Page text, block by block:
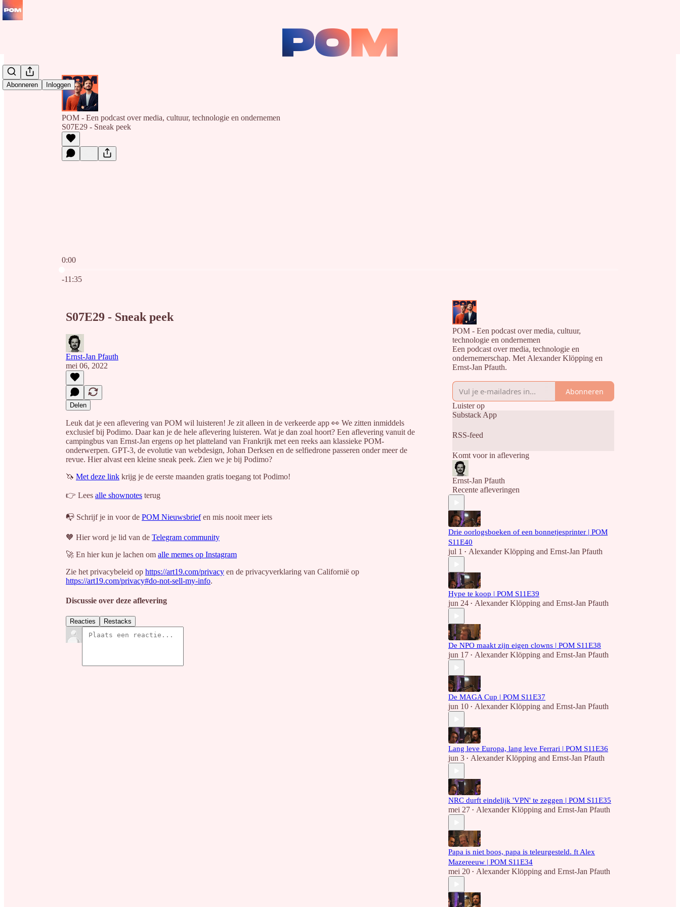
Abonneren Inloggen
POM - Een podcast over media, cultuur, technologie en ondernemen
S07E29 - Sneak peek
0:00
-11:35
S07E29 - Sneak peek
Ernst-Jan Pfauth
mei 06, 2022
Delen
Leuk dat je een aflevering van POM wil luisteren! Je zit alleen in de verkeerde app 👀 We zitten inmiddels
exclusief bij Podimo. Daar kan je de hele aflevering luisteren. Wat je dan zoal hoort? Een aflevering vanuit de
campingbus van Ernst-Jan ergens op het platteland van Frankrijk met een reeks aan klassieke POM-
onderwerpen. GPT-3, de evolutie van webdesign, Johan Derksen en de selfiedrone passeren onder meer de
revue. Hier alvast een kleine sneak peek. Zien we je bij Podimo?
🦄 Met deze link krijg je de eerste maanden gratis toegang tot Podimo!
👉 Lees alle shownotes terug
📭 Schrijf je in voor de POM Nieuwsbriefen mis nooit meer iets
🧡 Hier word je lid van de Telegram community
🚀 En hier kun je lachen om alle memes op Instagram
Zie het privacybeleid op https://art19.com/privacy en de privacyverklaring van Californië op
https://art19.com/privacy#do-not-sell-my-info.
Discussie over deze aflevering
Reacties Restacks
POM - Een podcast over media, cultuur,
technologie en ondernemen
Een podcast over media, technologie en
ondernemerschap. Met Alexander Klöpping en
Ernst-Jan Pfauth.
Abonneren
Luister op
Substack App
RSS-feed
Komt voor in aflevering
Ernst-Jan Pfauth
Recente afleveringen
Drie oorlogsboeken of een bonnetjesprinter | POM
S11E40
jul 1 • Alexander Klöpping and Ernst-Jan Pfauth
Hype te koop | POM S11E39
jun 24 • Alexander Klöpping and Ernst-Jan Pfauth
De NPO maakt zijn eigen clowns | POM S11E38
jun 17 • Alexander Klöpping and Ernst-Jan Pfauth
De MAGA Cup | POM S11E37
jun 10 • Alexander Klöpping and Ernst-Jan Pfauth
Lang leve Europa, lang leve Ferrari | POM S11E36
jun 3 • Alexander Klöpping and Ernst-Jan Pfauth
NRC durft eindelijk 'VPN' te zeggen | POM S11E35
mei 27 • Alexander Klöpping and Ernst-Jan Pfauth
Papa is niet boos, papa is teleurgesteld. ft Alex
Mazereeuw | POM S11E34
mei 20 • Alexander Klöpping and Ernst-Jan Pfauth